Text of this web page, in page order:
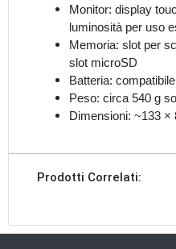
Monitor: display
luminosità per uso
Memoria: slot per
slot microSD
Batteria:
Peso: circa 540 g
Dimensioni: ~133 ×
Prodotti Correlati: